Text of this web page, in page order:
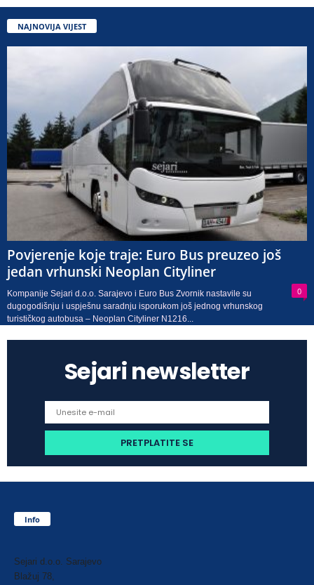
NAJNOVIJA VIJEST
Povjerenje koje traje: Euro Bus preuzeo još
jedan vrhunski Neoplan Cityliner
0
Kompanije Sejari d.o.o. Sarajevo i Euro Bus Zvornik nastavile su
dugogodišnju i uspješnu saradnju isporukom još jednog vrhunskog
turističkog autobusa – Neoplan Cityliner N1216...
Sejari newsletter
Info
Sejari d.o.o. Sarajevo
Blažuj 78,